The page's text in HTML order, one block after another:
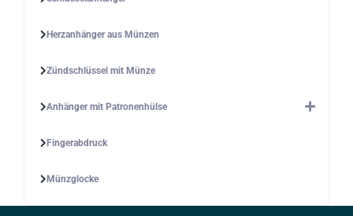
Herzanhänger aus Münzen
Zündschlüssel mit Münze
Anhänger mit Patronenhülse
Fingerabdruck
Münzglocke